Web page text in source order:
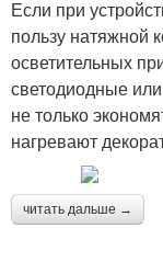
Если при
пользу натяжной
осветительных
светодиодные
не только
нагревают
читать дальше →